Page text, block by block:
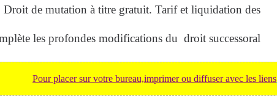
Droit de mutation à titre gratuit. Tarif et liquidation des
les profondes modifications du droit successoral
Pour placer sur votre bureau,imprimer ou diffuser avec les liens